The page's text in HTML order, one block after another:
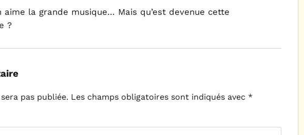
aime la grande musique… Mais qu’est devenue cette
?
pas publiée. Les champs obligatoires sont indiqués avec *